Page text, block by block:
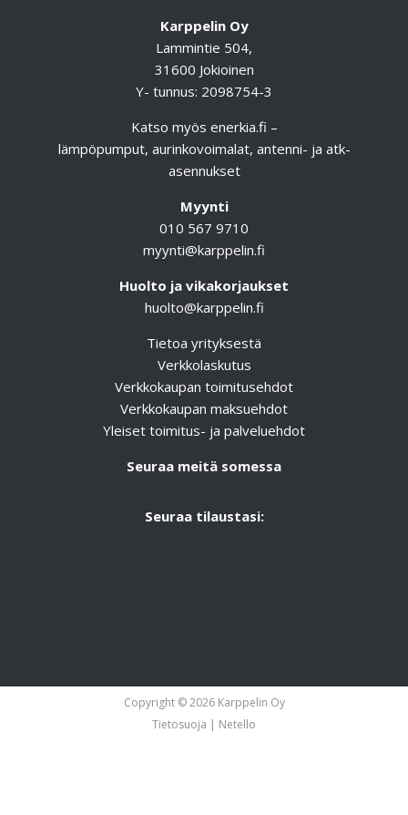
Karppelin Oy
Lammintie 504,
31600 Jokioinen
Y- tunnus: 2098754-3
Katso myös enerkia.fi –
lämpöpumput, aurinkovoimalat, antenni- ja atk-
asennukset
Myynti
010 567 9710
myynti@karppelin.fi
Huolto ja vikakorjaukset
huolto@karppelin.fi
Tietoa yrityksestä
Verkkolaskutus
Verkkokaupan toimitusehdot
Verkkokaupan maksuehdot
Yleiset toimitus- ja palveluehdot
Seuraa meitä somessa
Seuraa tilaustasi:
Copyright © 2026 Karppelin Oy
Tietosuoja | Netello